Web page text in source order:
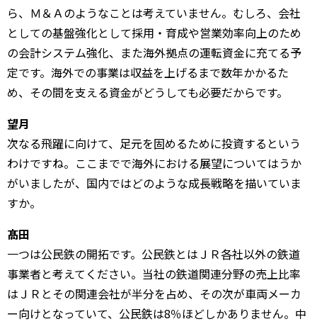
ら、Ｍ＆Ａのようなことは考えていません。むしろ、会社
としての基盤強化として採用・育成や営業効率向上のため
の会計システム強化、また海外拠点の運転資金に充てる予
定です。海外での事業は収益を上げるまで数年かかるた
め、その間を支える資金がどうしても必要だからです。
望月
次なる飛躍に向けて、足元を固めるために投資するという
わけですね。ここまでで海外における展望についてはうか
がいましたが、国内ではどのような成長戦略を描いていま
すか。
髙田
一つは公民鉄の開拓です。公民鉄とはＪＲ各社以外の鉄道
事業者と考えてください。当社の鉄道関連分野の売上比率
はＪＲとその関連会社が半分を占め、その次が車両メーカ
ー向けとなっていて、公民鉄は8％ほどしかありません。中